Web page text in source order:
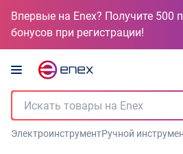
Впервые на Enex? Получите 500
бонусов при регистрации!
ЭлектроинструментРучной